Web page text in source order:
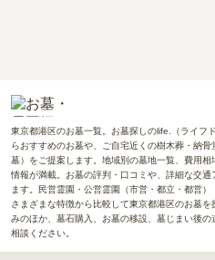
東京都港区のお墓一覧。お墓探しのlife.（ライフ
らおすすめのお墓や、ご自宅近くの樹木葬・納
墓）をご提案します。地域別の墓地一覧、費用
情報が満載。お墓の評判・口コミや、詳細な交
ます。民営霊園・公営霊園（市営・都立・都営
さまざまな特徴から比較して東京都港区のお墓
みのほか、墓石購入、お墓の移設、墓じまい後
相談ください。